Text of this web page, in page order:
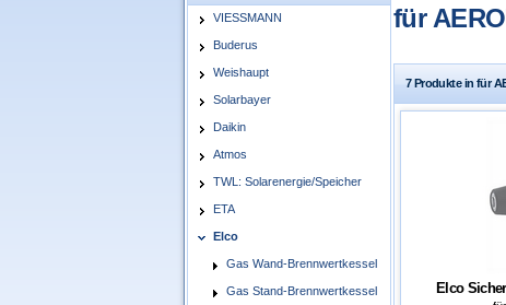
VIESSMANN
Buderus
Weishaupt
Solarbayer
Daikin
Atmos
TWL: Solarenergie/Speicher
ETA
Elco
Gas Wand-Brennwertkessel
Gas Stand-Brennwertkessel
für
7 Produkte in für
Elco